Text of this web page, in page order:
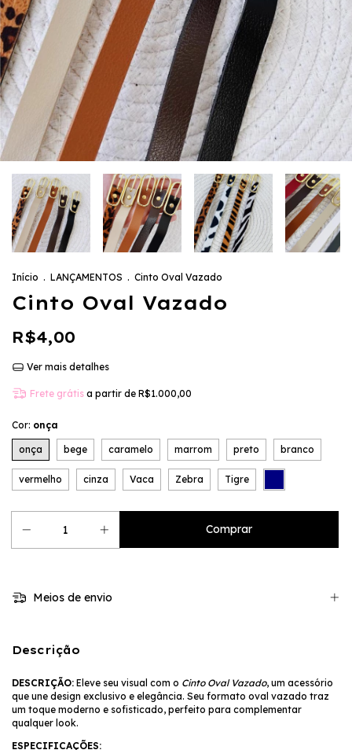
Início . LANÇAMENTOS . Cinto Oval Vazado
Cinto Oval Vazado
R$4,00
Ver mais detalhes
Frete grátis a partir de R$1.000,00
Cor: onça
onça bege caramelo marrom preto branco
vermelho cinza Vaca Zebra Tigre
Meios de envio
Descrição
DESCRIÇÃO: Eleve seu visual com o Cinto Oval Vazado, um acessório
que une design exclusivo e elegância. Seu formato oval vazado traz
um toque moderno e sofisticado, perfeito para complementar
qualquer look.
ESPECIFICAÇÕES: